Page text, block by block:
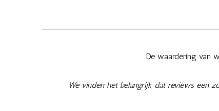
De waardering van
We vinden het belangrijk dat reviews een